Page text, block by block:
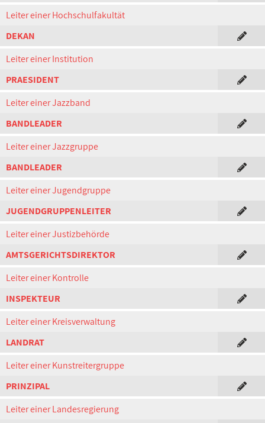
Leiter einer Hochschulfakultät
DEKAN
Leiter einer Institution
PRAESIDENT
Leiter einer Jazzband
BANDLEADER
Leiter einer Jazzgruppe
BANDLEADER
Leiter einer Jugendgruppe
JUGENDGRUPPENLEITER
Leiter einer Justizbehörde
AMTSGERICHTSDIREKTOR
Leiter einer Kontrolle
INSPEKTEUR
Leiter einer Kreisverwaltung
LANDRAT
Leiter einer Kunstreitergruppe
PRINZIPAL
Leiter einer Landesregierung